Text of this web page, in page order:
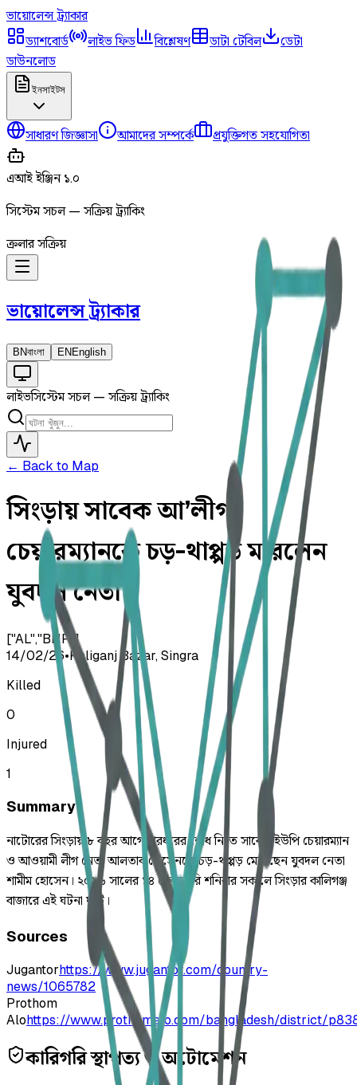
ভায়োলেন্সট্র্যাকার
ড্যাশবোর্ড
লাইভ ফিড বিশ্লেষণ ডাটা টেবিল
ডেটা
ডাউনলোড
ইনসাইটস
সাধারণ জিজ্ঞাসা আমাদের সম্পর্কে প্রযুক্তিগত সহযোগিতা
এআই ইঞ্জিন ১.০
সিস্টেম সচল — সক্রিয় ট্র্যাকিং
ক্রলার সক্রিয়
ভায়োলেন্সট্র্যাকার
BNবাংলা EN English
লাইভসিস্টেম সচল — সক্রিয় ট্র্যাকিং
← Back to Map
সিংড়ায় সাবেক আ’লীগ
চেয়ারম্যানকে চড়-থাপ্পড় মারলেন
যুবদল নেতা
["AL","BNP"]
14/02/26•Kaliganj Bazar, Singra
Killed
0
Injured
1
Summary
নাটোরের সিংড়ায় ৮ বছর আগে মারধরের শোধ নিতে সাবেক ইউপি চেয়ারম্যান
ও আওয়ামী লীগ নেতা আলতাব হোসেনকে চড়-থাপ্পড় মেরেছেন যুবদল নেতা
শামীম হোসেন। ২০২৬ সালের ১৪ ফেব্রুয়ারি শনিবার সকালে সিংড়ার কালিগঞ্জ
বাজারে এই ঘটনা ঘটে।
Sources
Jugantorhttps://www.jugantor.com/country-
news/1065782
Prothom
Alohttps://www.prothomalo.com/bangladesh/district/
কারিগরি স্থাপত্য ও অটোমেশন